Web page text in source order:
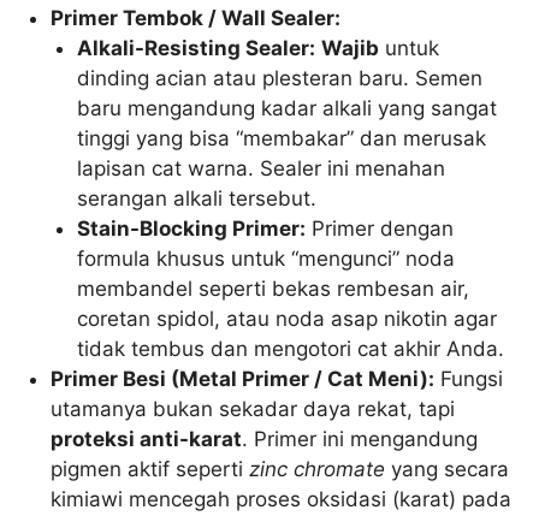
Primer Tembok / Wall Sealer:
Alkali-Resisting Sealer: Wajib untuk
dinding acian atau plesteran baru. Semen
baru mengandung kadar alkali yang sangat
tinggi yang bisa “membakar” dan merusak
lapisan cat warna. Sealer ini menahan
serangan alkali tersebut.
Stain-Blocking Primer: Primer dengan
formula khusus untuk “mengunci” noda
membandel seperti bekas rembesan air,
coretan spidol, atau noda asap nikotin agar
tidak tembus dan mengotori cat akhir Anda.
Primer Besi (Metal Primer / Cat Meni): Fungsi
utamanya bukan sekadar daya rekat, tapi
proteksi anti-karat. Primer ini mengandung
pigmen aktif sepertizinc chromate yang secara
kimiawi mencegah proses oksidasi (karat) pada